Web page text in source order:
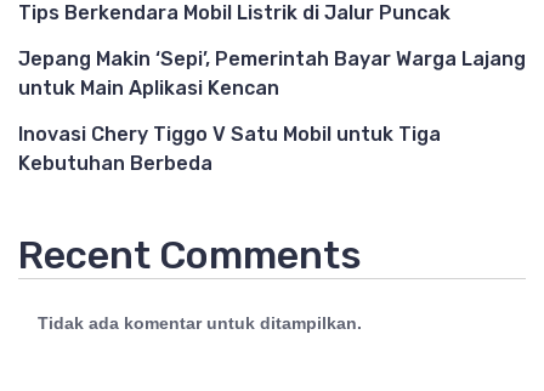
Tips Berkendara Mobil Listrik di Jalur Puncak
Jepang Makin ‘Sepi’, Pemerintah Bayar Warga Lajang
untuk Main Aplikasi Kencan
Inovasi Chery Tiggo V Satu Mobil untuk Tiga
Kebutuhan Berbeda
Recent Comments
Tidak ada komentar untuk ditampilkan.